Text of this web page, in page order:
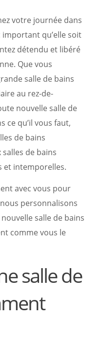
votre journée dans
important qu’elle soit
détendu et libéré
Que vous
salle de bains
au rez-de-
nouvelle salle de
ce qu’il vous faut,
de bains
de bains
et intemporelles.
avec vous pour
personnalisons
salle de bains
comme vous le
salle de